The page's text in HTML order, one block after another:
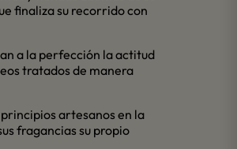
finaliza su recorrido con
a la perfección la actitud
tratados de manera
artesanos en la
fragancias su propio